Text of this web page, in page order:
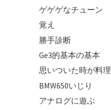
ゲゲゲなチューン
覚え
勝手診断
Ge3的基本の基本
思いついた時が料理
BMW650いじり
アナログに遊ぶ